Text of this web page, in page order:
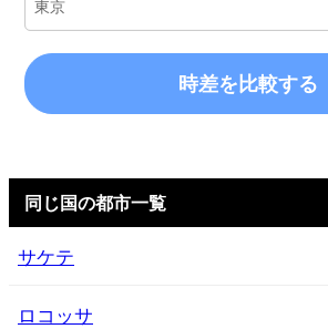
時差を比較する
同じ国の都市一覧
サケテ
ロコッサ